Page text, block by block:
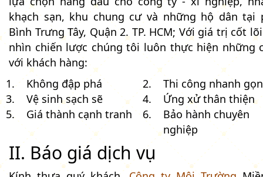
khạch sạn, khu chung cư và những hộ dân tại
Bình Trưng Tây, Quận 2. TP. HCM; Với giá trị cốt
nhìn chiến lược chúng tôi luôn thực hiện những
với khách hàng:
Không đập phá
Thi công nhanh gọn
Vệ sinh sạch sẽ
Ứng xử thân thiện
Giá thành cạnh tranh
Bảo hành chuyên
nghiệp
II. Báo giá dịch vụ